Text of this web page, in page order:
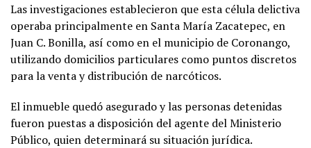
Las investigaciones establecieron que esta célula delictiva
operaba principalmente en Santa María Zacatepec, en
Juan C. Bonilla, así como en el municipio de Coronango,
utilizando domicilios particulares como puntos discretos
para la venta y distribución de narcóticos.
El inmueble quedó asegurado y las personas detenidas
fueron puestas a disposición del agente del Ministerio
Público, quien determinará su situación jurídica.